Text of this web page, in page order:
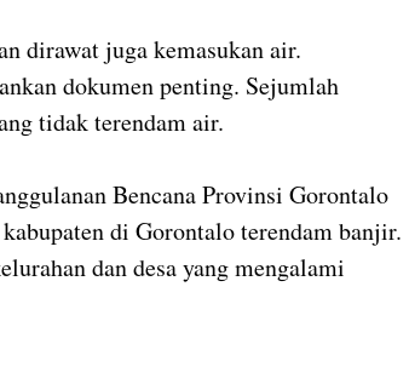
dirawat juga kemasukan air.
dokumen penting. Sejumlah
tidak terendam air.
Bencana Provinsi Gorontalo
di Gorontalo terendam banjir.
dan desa yang mengalami